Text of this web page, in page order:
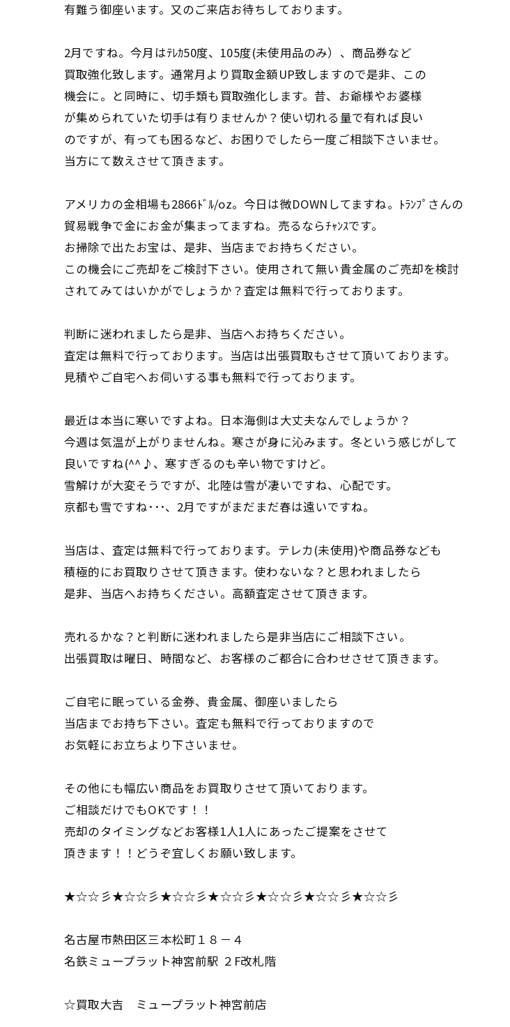
有難う御座います。又のご来店お待ちしております。
2月ですね。今月はﾃﾚｶ50度、105度(未使用品のみ）、商品券など
買取強化致します。通常月より買取金額UP致しますので是非、この
機会に。と同時に、切手類も買取強化します。昔、お爺様やお婆様
が集められていた切手は有りませんか？使い切れる量で有れば良い
のですが、有っても困るなど、お困りでしたら一度ご相談下さいませ。
当方にて数えさせて頂きます。
アメリカの金相場も2866ﾄﾞﾙ/oz。今日は微DOWNしてますね。ﾄﾗﾝﾌﾟさんの
貿易戦争で金にお金が集まってますね。売るならﾁｬﾝｽです。
お掃除で出たお宝は、是非、当店までお持ちください。
この機会にご売却をご検討下さい。使用されて無い貴金属のご売却を検討
されてみてはいかがでしょうか？査定は無料で行っております。
判断に迷われましたら是非、当店へお持ちください。
査定は無料で行っております。当店は出張買取もさせて頂いております。
見積やご自宅へお伺いする事も無料で行っております。
最近は本当に寒いですよね。日本海側は大丈夫なんでしょうか？
今週は気温が上がりませんね。寒さが身に沁みます。冬という感じがして
良いですね(^^♪、寒すぎるのも辛い物ですけど。
雪解けが大変そうですが、北陸は雪が凄いですね、心配です。
京都も雪ですね･･･、2月ですがまだまだ春は遠いですね。
当店は、査定は無料で行っております。テレカ(未使用)や商品券なども
積極的にお買取りさせて頂きます。使わないな？と思われましたら
是非、当店へお持ちください。高額査定させて頂きます。
売れるかな？と判断に迷われましたら是非当店にご相談下さい。
出張買取は曜日、時間など、お客様のご都合に合わせさせて頂きます。
ご自宅に眠っている金券、貴金属、御座いましたら
当店までお持ち下さい。査定も無料で行っておりますので
お気軽にお立ちより下さいませ。
その他にも幅広い商品をお買取りさせて頂いております。
ご相談だけでもOKです！！
売却のタイミングなどお客様1人1人にあったご提案をさせて
頂きます！！どうぞ宜しくお願い致します。
★☆☆彡★☆☆彡★☆☆彡★☆☆彡★☆☆彡★☆☆彡★☆☆彡
名古屋市熱田区三本松町１８－４
名鉄ミュープラット神宮前駅 ２F改札階
☆買取大吉 ミュープラット神宮前店